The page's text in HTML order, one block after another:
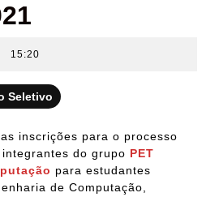
15:20
Seletivo
as inscrições para o processo
do grupo PET
para estudantes
de Computação,